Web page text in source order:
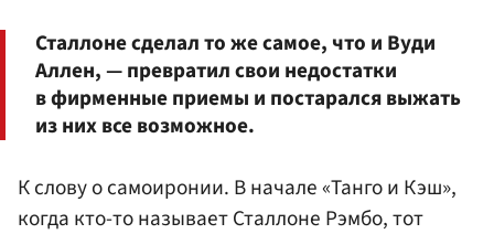
Сталлоне сделал то же самое, что и Вуди
Аллен, — превратил свои недостатки
в фирменные приемы и постарался выжать
из них все возможное.
К слову о самоиронии. В начале «Танго и Кэш»,
когда кто-то называет Сталлоне Рэмбо, тот